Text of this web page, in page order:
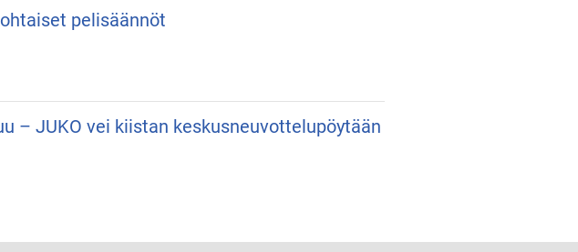
pelisäännöt
– JUKO vei kiistan keskusneuvottelupöytään